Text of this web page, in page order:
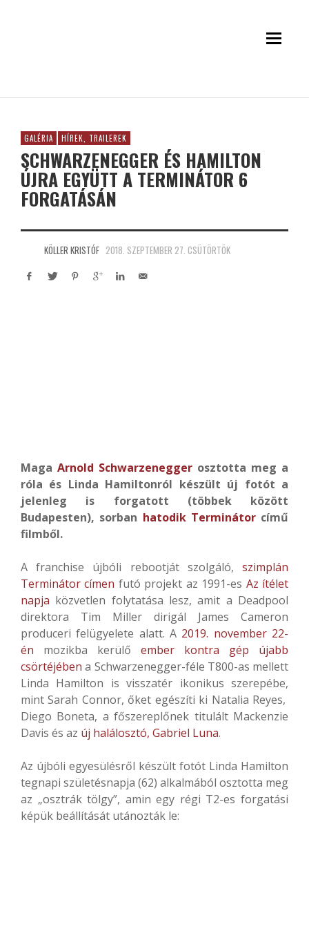
GALÉRIA HÍREK, TRAILEREK
SCHWARZENEGGER ÉS HAMILTON
ÚJRA EGYÜTT A TERMINÁTOR 6
FORGATÁSÁN
KÖLLER KRISTÓF 2018. SZEPTEMBER 27. CSÜTÖRTÖK
Maga Arnold Schwarzenegger osztotta meg a
róla és Linda Hamiltonról készült új fotót a
jelenleg is forgatott (többek között
Budapesten), sorban hatodik Terminátorcímű
filmből.
A franchise újbóli rebootját szolgáló, szimplán
Terminátor címen futó projekt az 1991-es Az ítélet
napja közvetlen folytatása lesz, amit a Deadpool
direktora Tim Miller dirigál James Cameron
produceri felügyelete alatt. A 2019. november 22-
én mozikba kerülő ember kontra gép újabb
csörtéjében a Schwarzenegger-féle T800-as mellett
Linda Hamilton is visszatér ikonikus szerepébe,
mint Sarah Connor, őket egészíti ki Natalia Reyes,
Diego Boneta, a főszereplőnek titulált Mackenzie
Davis és az új halálosztó, Gabriel Luna.
Az újbóli egyesülésről készült fotót Linda Hamilton
tegnapi születésnapja (62) alkalmából osztotta meg
az „osztrák tölgy”, amin egy régi T2-es forgatási
képük beállítását utánozták le: